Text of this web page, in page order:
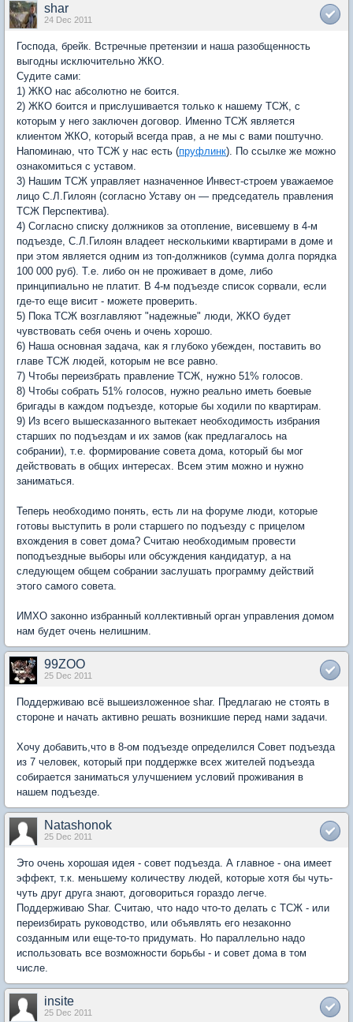
shar
24 Dec 2011
Господа, брейк. Встречные претензии и наша разобщенность
выгодны исключительно ЖКО.
Судите сами:
1) ЖКО нас абсолютно не боится.
2) ЖКО боится и прислушивается только к нашему ТСЖ, с
которым у него заключен договор. Именно ТСЖ является
клиентом ЖКО, который всегда прав, а не мы с вами поштучно.
Напоминаю, что ТСЖ у нас есть (пруфлинк). По ссылке же можно
ознакомиться с уставом.
3) Нашим ТСЖ управляет назначенное Инвест-строем уважаемое
лицо С.Л.Гилоян (согласно Уставу он — председатель правления
ТСЖ Перспектива).
4) Согласно списку должников за отопление, висевшему в 4-м
подъезде, С.Л.Гилоян владеет несколькими квартирами в доме и
при этом является одним из топ-должников (сумма долга порядка
100 000 руб). Т.е. либо он не проживает в доме, либо
принципиально не платит. В 4-м подъезде список сорвали, если
где-то еще висит - можете проверить.
5) Пока ТСЖ возглавляют "надежные" люди, ЖКО будет
чувствовать себя очень и очень хорошо.
6) Наша основная задача, как я глубоко убежден, поставить во
главе ТСЖ людей, которым не все равно.
7) Чтобы переизбрать правление ТСЖ, нужно 51% голосов.
8) Чтобы собрать 51% голосов, нужно реально иметь боевые
бригады в каждом подъезде, которые бы ходили по квартирам.
9) Из всего вышесказанного вытекает необходимость избрания
старших по подъездам и их замов (как предлагалось на
собрании), т.е. формирование совета дома, который бы мог
действовать в общих интересах. Всем этим можно и нужно
заниматься.
Теперь необходимо понять, есть ли на форуме люди, которые
готовы выступить в роли старшего по подъезду с прицелом
вхождения в совет дома? Считаю необходимым провести
поподъездные выборы или обсуждения кандидатур, а на
следующем общем собрании заслушать программу действий
этого самого совета.
ИМХО законно избранный коллективный орган управления домом
нам будет очень нелишним.
99ZOO
25 Dec 2011
Поддерживаю всё вышеизложенное shar. Предлагаю не стоять в
стороне и начать активно решать возникшие перед нами задачи.
Хочу добавить,что в 8-ом подъезде определился Совет подъезда
из 7 человек, который при поддержке всех жителей подъезда
собирается заниматься улучшением условий проживания в
нашем подъезде.
Natashonok
25 Dec 2011
Это очень хорошая идея - совет подъезда. А главное - она имеет
эффект, т.к. меньшему количеству людей, которые хотя бы чуть-
чуть друг друга знают, договориться гораздо легче.
Поддерживаю Shar. Считаю, что надо что-то делать с ТСЖ - или
переизбирать руководство, или объявлять его незаконно
созданным или еще-то-то придумать. Но параллельно надо
использовать все возможности борьбы - и совет дома в том
числе.
insite
25 Dec 2011